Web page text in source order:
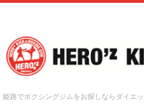
姫路でボクシングジムをお探しならダイエ